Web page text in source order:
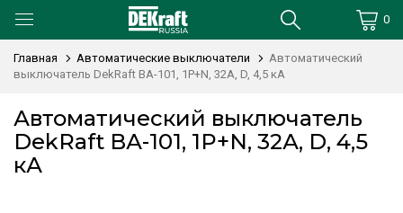
0
Главная Автоматические выключатели
Автоматический
выключатель DekRaft ВА-101, 1P+N, 32А, D, 4,5 кА
Автоматический выключатель
DekRaft ВА-101, 1P+N, 32А, D, 4,5
кА